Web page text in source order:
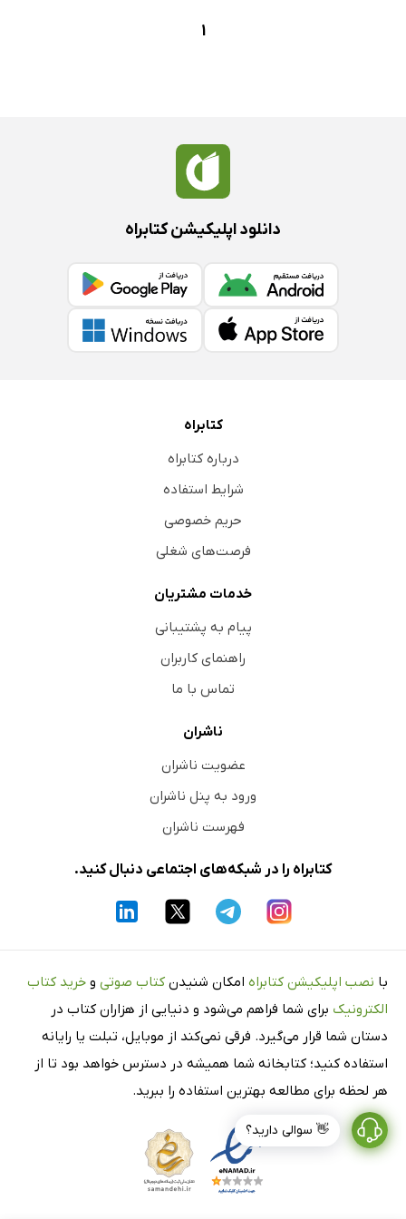
1
👋 سوالی دارید؟
دانلود اپلیکیشن کتابراه
کتابراه
درباره کتابراه
شرایط استفاده
حریم خصوصی
فرصت‌های شغلی
خدمات مشتریان
پیام به پشتیبانی
راهنمای کاربران
تماس با ما
ناشران
عضویت ناشران
ورود به پنل ناشران
فهرست ناشران
کتابراه را در شبکه‌های اجتماعی دنبال کنید.
با نصب اپلیکیشن کتابراه امکان شنیدن کتاب صوتی و خرید کتاب
الکترونیک برای شما فراهم می‌شود و دنیایی از هزاران کتاب در
دستان شما قرار می‌گیرد. فرقی نمی‌کند از موبایل، تبلت یا رایانه
استفاده کنید؛ کتابخانه شما همیشه در دسترس خواهد بود تا از
هر لحظه برای مطالعه بهترین استفاده را ببرید.